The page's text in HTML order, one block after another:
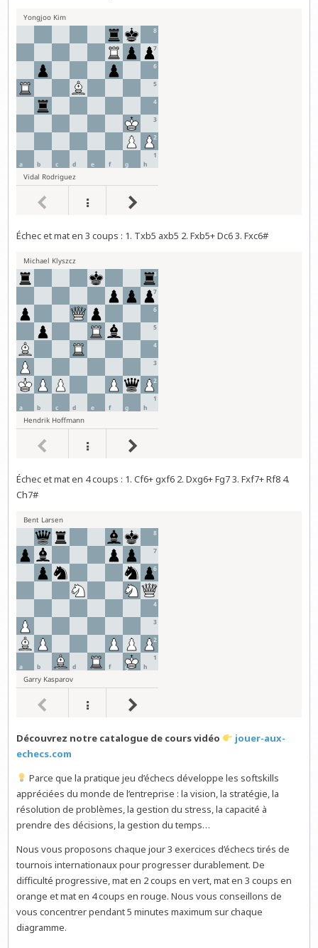
Échec et mat en 3 coups : 1. Txb5 axb5 2. Fxb5+ Dc6 3. Fxc6#
Échec et mat en 4 coups : 1. Cf6+ gxf6 2. Dxg6+ Fg7 3. Fxf7+ Rf8 4.
Ch7#
Découvrez notre catalogue de cours vidéo
jouer-aux-
echecs.com
Parce que la pratique jeu d’échecs développe les softskills
appréciées du monde de l’entreprise : la vision, la stratégie, la
résolution de problèmes, la gestion du stress, la capacité à
prendre des décisions, la gestion du temps…
Nous vous proposons chaque jour 3 exercices d’échecs tirés de
tournois internationaux pour progresser durablement. De
difficulté progressive, mat en 2 coups en vert, mat en 3 coups en
orange et mat en 4 coups en rouge. Nous vous conseillons de
vous concentrer pendant 5 minutes maximum sur chaque
diagramme.